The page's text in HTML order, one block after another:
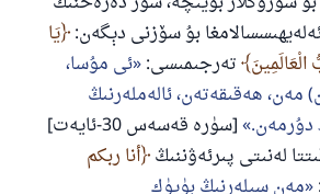
بۇ سۆزنى دېگەن: يَا
تەرجىمىسى: ئى مۇسا،
مەن، ھەقىقەتەن، ئالەملەرنىڭ
دۇرمەن.
[سۈرە قەسەس 30-ئايەت]
لەنىتى پىرئەۋننىڭ أنا ربكم
مەن سىلەرنىڭ بۈيۈك